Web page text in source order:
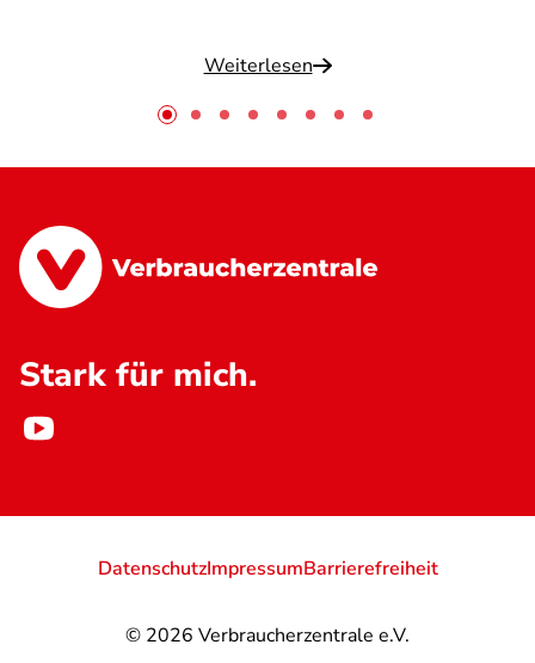
Weiterlesen
Stark für mich.
© 2026 Verbraucherzentrale e.V.
DatenschutzImpressumBarrierefreiheit